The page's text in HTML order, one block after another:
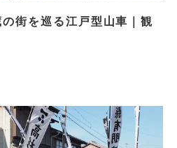
の街を巡る江戸型山車｜観